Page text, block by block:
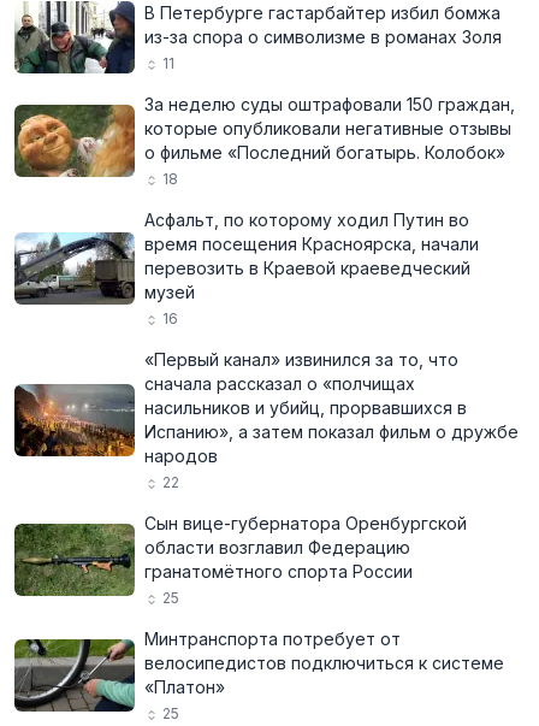
В Петербурге гастарбайтер избил бомжа
из-за спора о символизме в романах Золя
11
За неделю суды оштрафовали 150 граждан,
которые опубликовали негативные отзывы
о фильме «Последний богатырь. Колобок»
18
Асфальт, по которому ходил Путин во
время посещения Красноярска, начали
перевозить в Краевой краеведческий
музей
16
«Первый канал» извинился за то, что
сначала рассказал о «полчищах
насильников и убийц, прорвавшихся в
Испанию», а затем показал фильм о дружбе
народов
22
Сын вице-губернатора Оренбургской
области возглавил Федерацию
гранатомётного спорта России
25
Минтранспорта потребует от
велосипедистов подключиться к системе
«Платон»
25